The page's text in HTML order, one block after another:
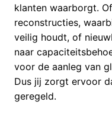
klanten waarborgt.
reconstructies,
veilig houdt, of
naar
voor de aanleg van
Dus jij zorgt ervoor
geregeld.